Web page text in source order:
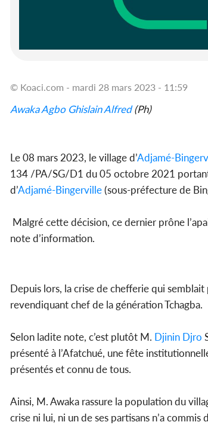
© Koaci.com - mardi 28 mars 2023 - 11:59
Awaka Agbo Ghislain Alfred(Ph)
Le 08 mars 2023, le village d’Adjamé-
134 /PA/SG/D1 du 05 octobre 2021
d’Adjamé-Bingerville(sous-préfecture de
Malgré cette décision, ce dernier prône
note d’information.
Depuis lors, la crise de chefferie qui
revendiquant chef de la génération Tchagba.
Selon ladite note, c’est plutôt M. Djinin Djro
présenté à l’Afatchué, une fête
présentés et connu de tous.
Ainsi, M. Awaka rassure la population du
crise ni lui, ni un de ses partisans n’a